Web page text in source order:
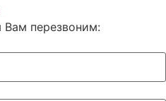
перезвоним: